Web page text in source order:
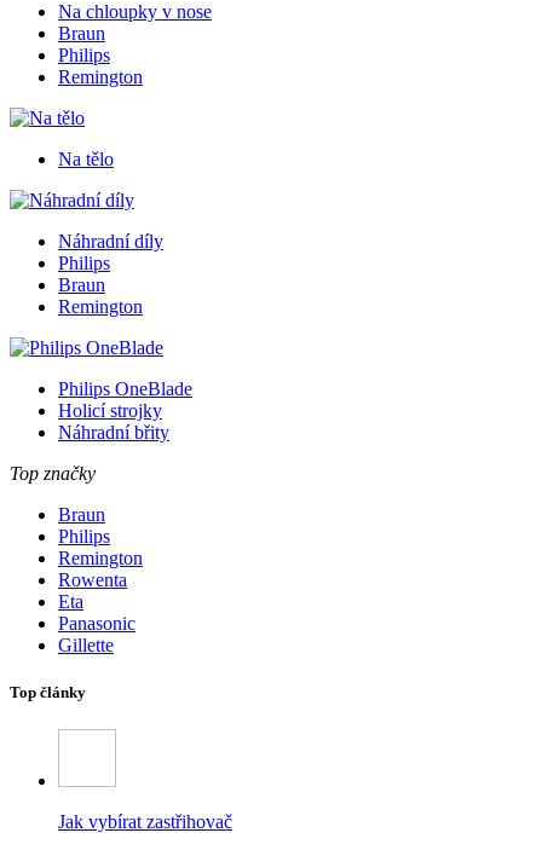
Na chloupky v nose
Braun
Philips
Remington
Na tělo
Náhradní díly
Philips
Braun
Remington
Philips OneBlade
Holicí strojky
Náhradní břity
Top značky
Braun
Philips
Remington
Rowenta
Eta
Panasonic
Gillette
Top články
Jak vybírat zastřihovač